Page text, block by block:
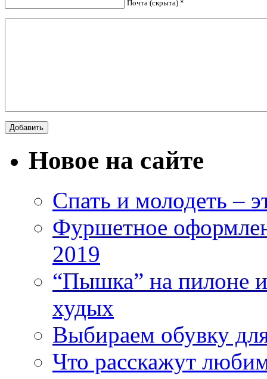
Почта (скрыта) *
Новое на сайте
Спать и молодеть –
Фуршетное
2019
“Пышка” на пилоне
худых
Выбираем обувку
Что расскажут